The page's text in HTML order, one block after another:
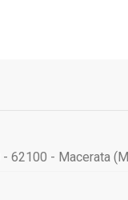
62100 - Macerata